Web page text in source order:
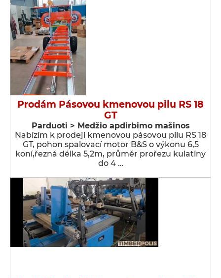
Prodám Pásovou kmenovou pilu RS 18
GT
Parduoti > Medžio apdirbimo mašinos
Nabízím k prodeji kmenovou pásovou pilu RS 18
GT, pohon spalovací motor B&S o výkonu 6,5
koní,řezná délka 5,2m, průměr prořezu kulatiny
do 4 …